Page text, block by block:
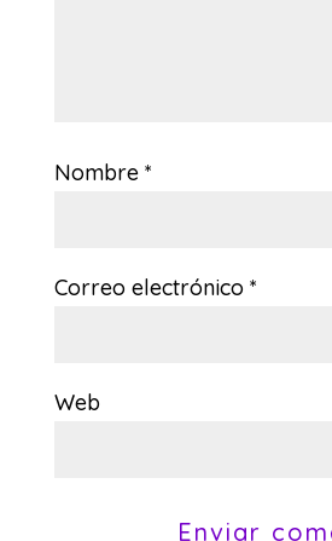
Nombre *
Correo electrónico *
Web